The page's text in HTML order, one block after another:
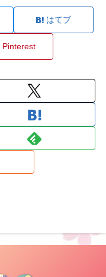
はてブ
Pinterest